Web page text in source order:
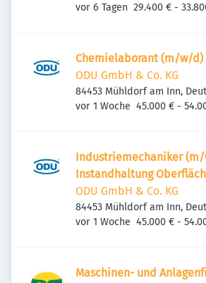
Mühldorf am Inn,
Veröffentlicht:
vor 6 Tagen 29.400 € -
Chemielaborant (m/w/d)
ODU GmbH & Co. KG
84453 Mühldorf am Inn,
Veröffentlicht:
vor 1 Woche 45.000 € -
Industriemechaniker
Instandhaltung
ODU GmbH & Co. KG
84453 Mühldorf am Inn,
Veröffentlicht:
vor 1 Woche 45.000 € -
Maschinen- und